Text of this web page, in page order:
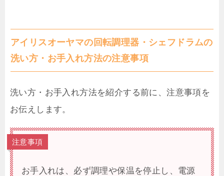
アイリスオーヤマの回転調理器・シェフドラムの
洗い方・お手入れ方法の注意事項
洗い方・お手入れ方法を紹介する前に、注意事項を
お伝えします。
注意事項
お手入れは、必ず調理や保温を停止し、電源